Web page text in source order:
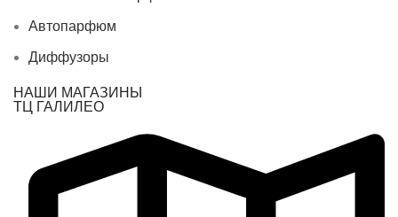
Автопарфюм
Диффузоры
НАШИ МАГАЗИНЫ
ТЦ ГАЛИЛЕО